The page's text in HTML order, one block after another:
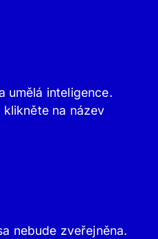
umělá inteligence.
na název
nebude zveřejněna.